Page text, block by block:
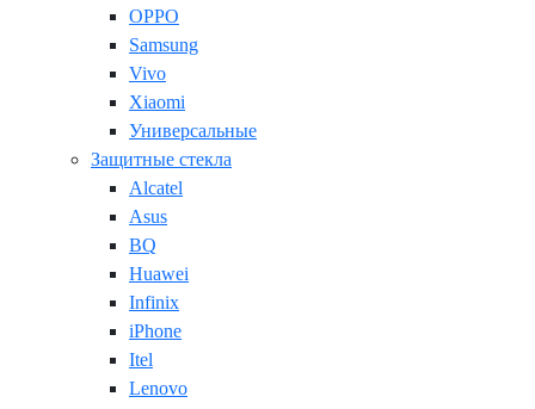
OPPO
Samsung
Vivo
Xiaomi
Универсальные
Защитные стекла
Alcatel
Asus
BQ
Huawei
Infinix
iPhone
Itel
Lenovo